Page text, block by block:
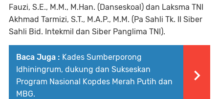
Fauzi, S.E., M.M., M.Han. (Danseskoal) dan Laksma TNI
Akhmad Tarmizi, S.T., M.A.P., M.M. (Pa Sahli Tk. II Siber
Sahli Bid. Intekmil dan Siber Panglima TNI).
Baca Juga : Kades Sumberporong
Idhiningrum, dukung dan Sukseskan
Program Nasional Kopdes Merah Putih dan
MBG.